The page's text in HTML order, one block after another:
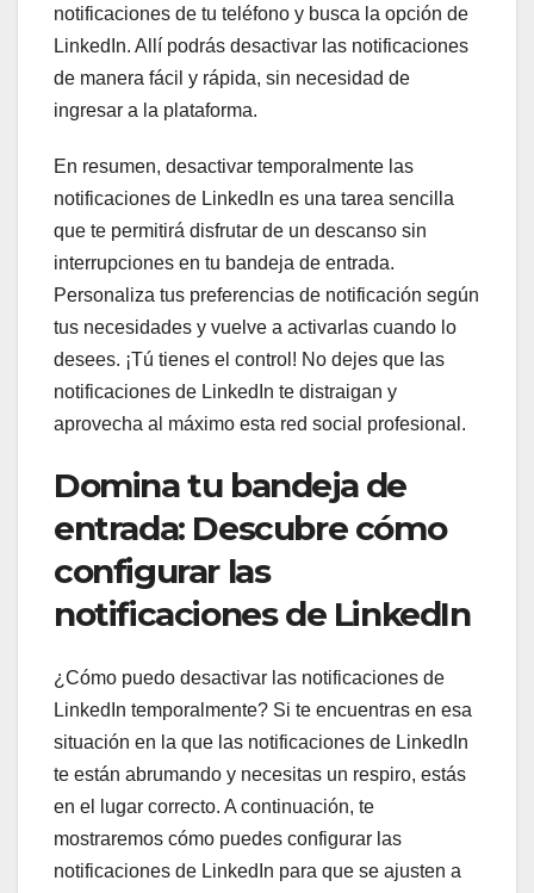
notificaciones de tu teléfono y busca la opción de
LinkedIn. Allí podrás desactivar las notificaciones
de manera fácil y rápida, sin necesidad de
ingresar a la plataforma.
En resumen, desactivar temporalmente las
notificaciones de LinkedIn es una tarea sencilla
que te permitirá disfrutar de un descanso sin
interrupciones en tu bandeja de entrada.
Personaliza tus preferencias de notificación según
tus necesidades y vuelve a activarlas cuando lo
desees. ¡Tú tienes el control! No dejes que las
notificaciones de LinkedIn te distraigan y
aprovecha al máximo esta red social profesional.
Domina tu bandeja de
entrada: Descubre cómo
configurar las
notificaciones de LinkedIn
¿Cómo puedo desactivar las notificaciones de
LinkedIn temporalmente? Si te encuentras en esa
situación en la que las notificaciones de LinkedIn
te están abrumando y necesitas un respiro, estás
en el lugar correcto. A continuación, te
mostraremos cómo puedes configurar las
notificaciones de LinkedIn para que se ajusten a